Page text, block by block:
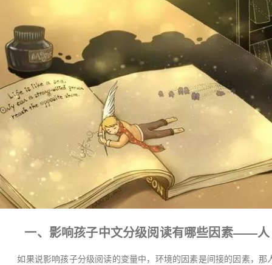
一、影响孩子中文分级阅读有哪些因素——人
如果说影响孩子分级阅读的变量中，环境的因素是间接的因素，那